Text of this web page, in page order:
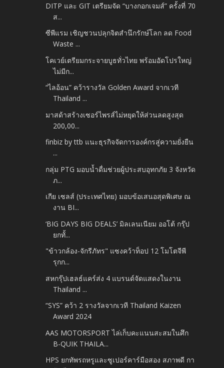
DITP และ GIT เตรียมจัด “บางกอกเจมส์” ครั้งที่ 70
ส...
ซีพีแรม เชิญชวนปลุกจิตสำนึกรักษ์โลก ลด Food
Waste ...
โคเวย์เตรียมกระจายบูธทั่วไทย พร้อมอัดโปรใหญ่
ไม่มีก...
“ไลอ้อน” คว้ารางวัล Golden Award จากเวที
Thailand ...
มาสด้าสร้างเซอร์ไพรส์ไม่หยุดให้ส่วนลดสูงสุด
200,00...
finbiz by ttb แนะธุรกิจจัดการองค์กรสู่ความยั่งยืน
...
กลุ่ม PTG มอบน้ำดื่มช่วยผู้ประสบอุทกภัย 3 จังหวัด
ภ...
เกีย เซลส์ (ประเทศไทย) มอบข้อเสนอสุดพิเศษ ณ
งาน BI...
‘BIG DAYS BIG DEALS’ มิลเลนเนียม ออโต้ กรุ๊ป
ยกทั้...
"ข้าวกล้อง-จักรีภัทร" แซงคว้าท็อป 12 โมโตจีพี
รุกก...
สหกรุ๊ปเฮลธ์แคร์ส่ง 4 แบรนด์จัดแสดงในงาน
Thailand ...
“SYS” คว้า 2 รางวัลจากเวที Thailand Kaizen
Award 2024
AAS MOTORSPORT ไล่เก็บคะแนนสะสมในศึก
B-QUIK THAILA...
HPS ยกทัพรถหรูและซูเปอร์คาร์มือสอง สภาพดี กา